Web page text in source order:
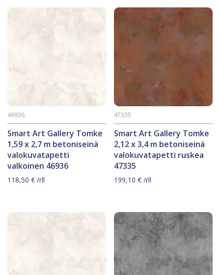
Smart Art Gallery Tomke
1,59 x 2,7 m betoniseinä
valokuvatapetti
valkoinen 46936
46936
118,50 € /rll
Smart Art Gallery Tomke
2,12 x 3,4 m betoniseinä
valokuvatapetti ruskea
47335
47335
199,10€ /rll